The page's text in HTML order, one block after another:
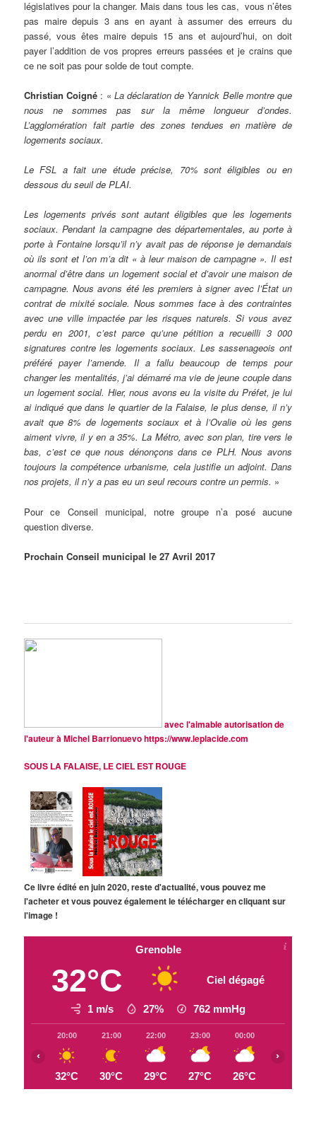
législatives pour la changer. Mais dans tous les cas, vous n’êtes
pas maire depuis 3 ans en ayant à assumer des erreurs du
passé, vous êtes maire depuis 15 ans et aujourd’hui, on doit
payer l’addition de vos propres erreurs passées et je crains que
ce ne soit pas pour solde de tout compte.
Christian Coigné : « La déclaration de Yannick Belle montre que
nous ne sommes pas sur la même longueur d’ondes.
L’agglomération fait partie des zones tendues en matière de
logements sociaux.
Le FSL a fait une étude précise, 70% sont éligibles ou en
dessous du seuil de PLAI.
Les logements privés sont autant éligibles que les logements
sociaux. Pendant la campagne des départementales, au porte à
porte à Fontaine lorsqu’il n’y avait pas de réponse je demandais
où ils sont et l’on m’a dit « à leur maison de campagne ». Il est
anormal d’être dans un logement social et d’avoir une maison de
campagne. Nous avons été les premiers à signer avec l’État un
contrat de mixité sociale. Nous sommes face à des contraintes
avec une ville impactée par les risques naturels. Si vous avez
perdu en 2001, c’est parce qu’une pétition a recueilli 3 000
signatures contre les logements sociaux. Les sassenageois ont
préféré payer l’amende. Il a fallu beaucoup de temps pour
changer les mentalités, j’ai démarré ma vie de jeune couple dans
un logement social. Hier, nous avons eu la visite du Préfet, je lui
ai indiqué que dans le quartier de la Falaise, le plus dense, il n’y
avait que 8% de logements sociaux et à l’Ovalie où les gens
aiment vivre, il y en a 35%. La Métro, avec son plan, tire vers le
bas, c’est ce que nous dénonçons dans ce PLH. Nous avons
toujours la compétence urbanisme, cela justifie un adjoint. Dans
nos projets, il n’y a pas eu un seul recours contre un permis. »
Pour ce Conseil municipal, notre groupe n’a posé aucune
question diverse.
Prochain Conseil municipal le 27 Avril 2017
avec l'aimable autorisation de
l'auteur à Michel Barrionuevohttps://www.leplacide.com
SOUS LA FALAISE, LE CIEL EST ROUGE
Ce livre édité en juin 2020, reste d'actualité, vous pouvez me
l'acheter et vous pouvez également le télécharger en cliquant sur
l'image !
Grenoble
32°C Ciel dégagé
1 m/s 27% 762 mmHg
20:00
32°C
21:00
30°C
22:00
29°C
23:00
27°C
00:00
26°C
‹ ›